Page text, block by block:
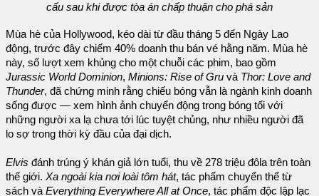
cấu sau khi được tòa án chấp thuận cho phá sản
Mùa hè của Hollywood, kéo dài từ đầu tháng 5 đến Ngày Lao
động, trước đây chiếm 40% doanh thu bán vé hằng năm. Mùa hè
này, số lượt xem khủng cho một chuỗi các phim, bao gồm
Jurassic World Dominion, Minions: Rise of Gru và Thor: Love and
Thunder, đã chứng minh rằng chiếu bóng vẫn là ngành kinh doanh
sống được — xem hình ảnh chuyển động trong bóng tối với
những người xa lạ chưa tới lúc tuyệt chủng, như nhiều người đã
lo sợ trong thời kỳ đầu của đại dịch.
Elvis đánh trúng ý khán giả lớn tuổi, thu về 278 triệu đôla trên toàn
thế giới. Xa ngoài kia nơi loài tôm hát, tác phẩm chuyển thể từ
sách và Everything Everywhere All at Once, tác phẩm độc lập lạc